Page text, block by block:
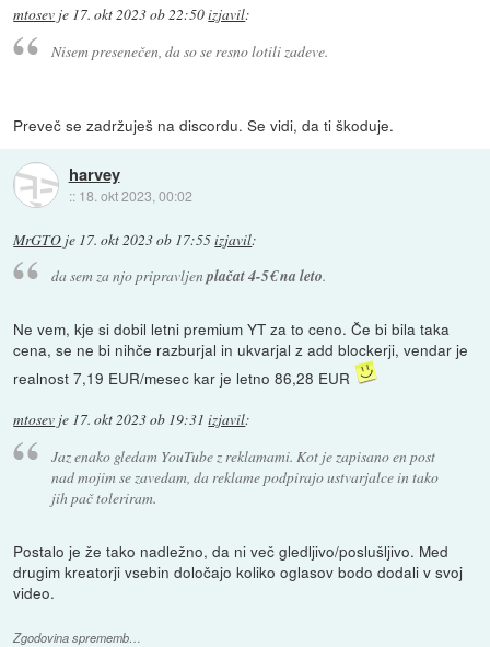
mtosev je 17. okt 2023 ob 22:50izjavil:
Nisem presenečen, da so se resno lotili zadeve.
Preveč se zadržuješ na discordu. Se vidi, da ti škoduje.
harvey
:: 18. okt 2023, 00:02
MrGTO je 17. okt 2023 ob 17:55izjavil:
da sem za njo pripravljenplačat 4-5€ na leto.
Ne vem, kje si dobil letni premium YT za to ceno. Če bi bila taka
cena, se ne bi nihče razburjal in ukvarjal z add blockerji, vendar je
realnost 7,19 EUR/mesec kar je letno 86,28 EUR
mtosev je 17. okt 2023 ob 19:31 izjavil:
Jaz enako gledam YouTube z reklamami. Kot je zapisano en post
nad mojim se zavedam, da reklame podpirajo ustvarjalce in tako
jih pač toleriram.
Postalo je že tako nadležno, da ni več gledljivo/poslušljivo. Med
drugim kreatorji vsebin določajo koliko oglasov bodo dodali v svoj
video.
Zgodovina sprememb…